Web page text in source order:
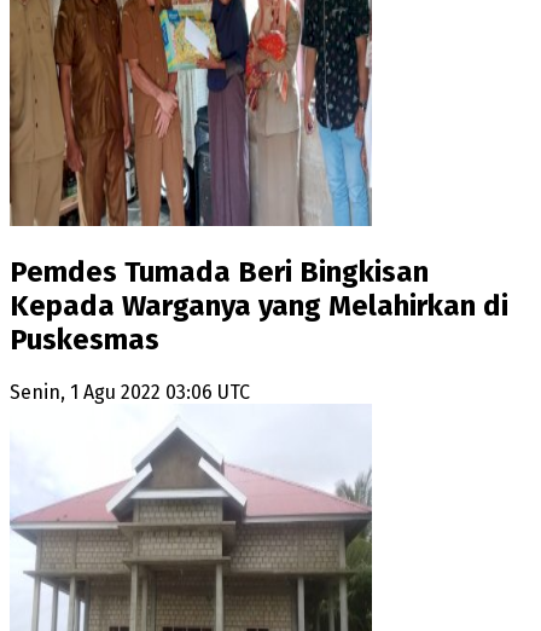
Pemdes Tumada Beri Bingkisan
Kepada Warganya yang Melahirkan di
Puskesmas
Senin, 1 Agu 2022 03:06 UTC